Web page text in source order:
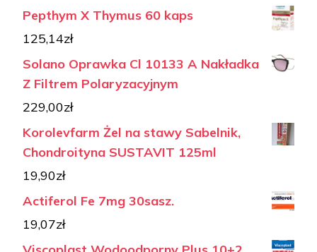
Pepthym X Thymus 60 kaps
125,14zł
Solano Oprawka Cl 10133 A Nakładka
Z Filtrem Polaryzacyjnym
229,00zł
Korolevfarm Żel na stawy Sabelnik,
Chondroityna SUSTAVIT 125ml
19,90zł
Actiferol Fe 7mg 30sasz.
19,07zł